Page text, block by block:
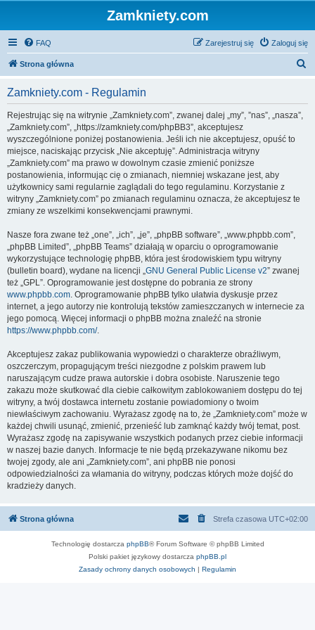
Zamkniety.com
FAQ Zaloguj się
Zarejestruj się
Strona główna
Zamkniety.com - Regulamin
Rejestrując się na witrynie „Zamkniety.com”, zwanej dalej „my”, ”nas”, „nasza”,
„Zamkniety.com”, „https://zamkniety.com/phpBB3”, akceptujesz
wyszczególnione poniżej postanowienia. Jeśli ich nie akceptujesz, opuść to
miejsce, naciskając przycisk „Nie akceptuję”. Administracja witryny
„Zamkniety.com” ma prawo w dowolnym czasie zmienić poniższe
postanowienia, informując cię o zmianach, niemniej wskazane jest, aby
użytkownicy sami regularnie zaglądali do tego regulaminu. Korzystanie z
witryny „Zamkniety.com” po zmianach regulaminu oznacza, że akceptujesz te
zmiany ze wszelkimi konsekwencjami prawnymi.
Nasze fora zwane też „one”, „ich”, „je”, „phpBB software”, „www.phpbb.com”,
„phpBB Limited”, „phpBB Teams” działają w oparciu o oprogramowanie
wykorzystujące technologię phpBB, która jest środowiskiem typu witryny
(bulletin board), wydane na licencji „GNU General Public License v2” zwanej
też „GPL”. Oprogramowanie jest dostępne do pobrania ze strony
www.phpbb.com. Oprogramowanie phpBB tylko ułatwia dyskusje przez
internet, a jego autorzy nie kontrolują tekstów zamieszczanych w internecie za
jego pomocą. Więcej informacji o phpBB można znaleźć na stronie
https://www.phpbb.com/.
Akceptujesz zakaz publikowania wypowiedzi o charakterze obraźliwym,
oszczerczym, propagującym treści niezgodne z polskim prawem lub
naruszającym cudze prawa autorskie i dobra osobiste. Naruszenie tego
zakazu może skutkować dla ciebie całkowitym zablokowaniem dostępu do tej
witryny, a twój dostawca internetu zostanie powiadomiony o twoim
niewłaściwym zachowaniu. Wyrażasz zgodę na to, że „Zamkniety.com” może w
każdej chwili usunąć, zmienić, przenieść lub zamknąć każdy twój temat, post.
Wyrażasz zgodę na zapisywanie wszystkich podanych przez ciebie informacji
w naszej bazie danych. Informacje te nie będą przekazywane nikomu bez
twojej zgody, ale ani „Zamkniety.com”, ani phpBB nie ponosi
odpowiedzialności za włamania do witryny, podczas których może dojść do
kradzieży danych.
Strona główna Strefa czasowa UTC+02:00
Technologię dostarcza phpBB® Forum Software © phpBB Limited
Polski pakiet językowy dostarcza phpBB.pl
Zasady ochrony danych osobowych | Regulamin